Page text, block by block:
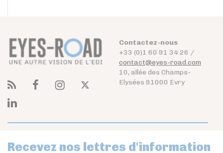
Contactez-nous
+33 (0)1 60 91 34 26 /
contact@eyes-road.com
10, allée des Champs-
Elysées 91000 Evry
Recevez nos lettres d'information